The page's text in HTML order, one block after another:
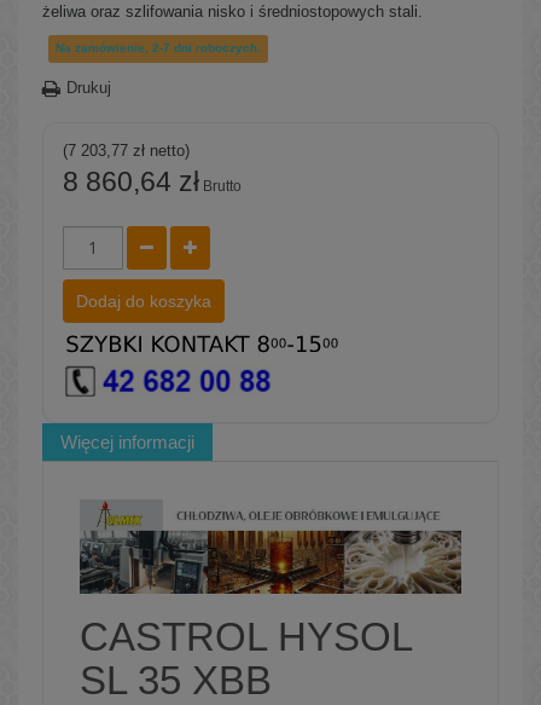
żeliwa oraz szlifowania nisko i średniostopowych stali.
Na zamówienie, 2-7 dni roboczych.
Drukuj
(7 203,77 zł netto)
8 860,64 zł Brutto
Dodaj do koszyka
Więcej informacji
CASTROL HYSOL
SL 35 XBB